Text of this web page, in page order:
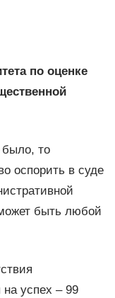
по оценке
то
оспорить в суде
может быть любой
успех – 99